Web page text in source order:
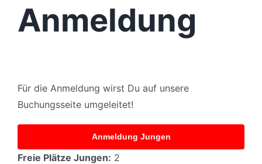
Anmeldung
Für die Anmeldung wirst Du auf unsere
Buchungsseite umgeleitet!
Anmeldung Jungen
Freie Plätze Jungen: 2